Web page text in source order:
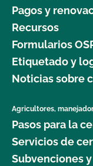
Pagos y
Recursos
Formularios
Etiquetado y
Noticias sobre
Agricultores,
Pasos para la
Servicios de
Subvenciones